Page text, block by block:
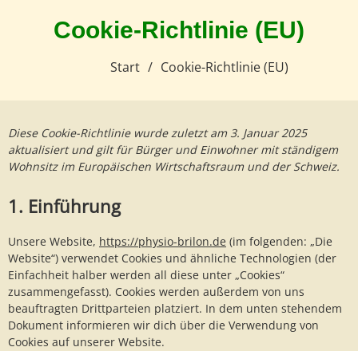
Cookie-Richtlinie (EU)
Start Cookie-Richtlinie (EU)
Diese Cookie-Richtlinie wurde zuletzt am 3. Januar 2025
aktualisiert und gilt für Bürger und Einwohner mit ständigem
Wohnsitz im Europäischen Wirtschaftsraum und der Schweiz.
1. Einführung
Unsere Website, https://physio-brilon.de (im folgenden: „Die
Website“) verwendet Cookies und ähnliche Technologien (der
Einfachheit halber werden all diese unter „Cookies“
zusammengefasst). Cookies werden außerdem von uns
beauftragten Drittparteien platziert. In dem unten stehendem
Dokument informieren wir dich über die Verwendung von
Cookies auf unserer Website.